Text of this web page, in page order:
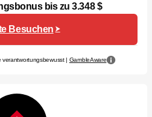
bis zu 3.348 $
Besuchen
| GambleAware